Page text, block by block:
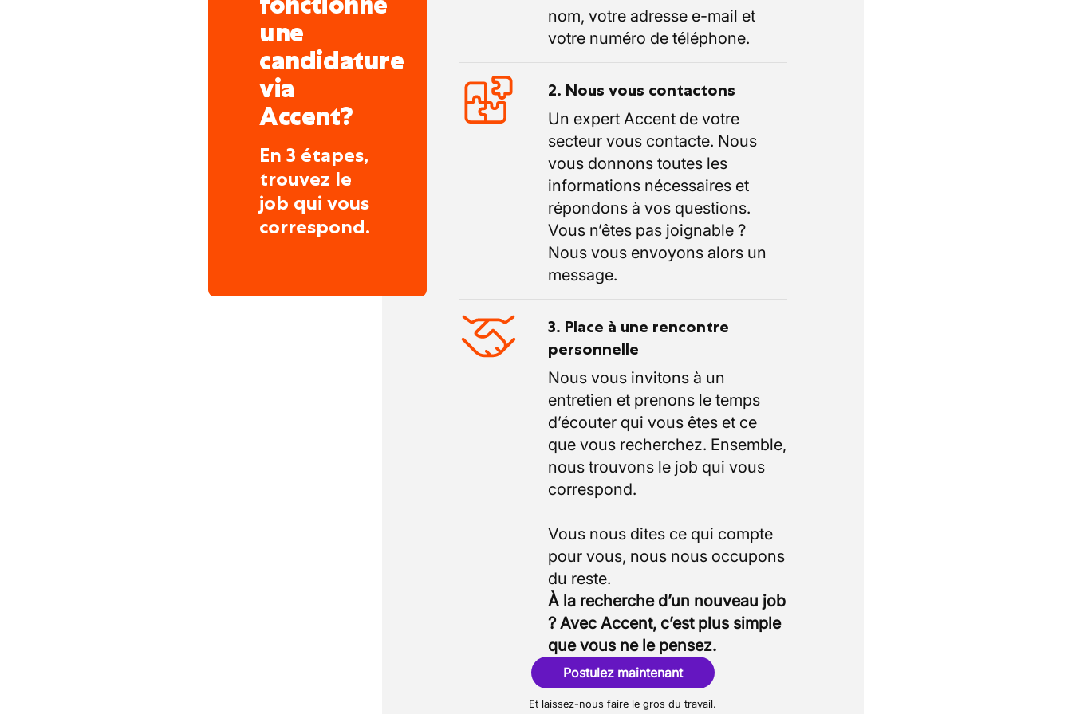
une
candidature
via
Accent?
En 3 étapes,
trouvez le
job qui vous
correspond.
nom, votre adresse e-mail et
votre numéro de téléphone.
2. Nous vous contactons
Un expert Accent de votre
secteur vous contacte. Nous
vous donnons toutes les
informations nécessaires et
répondons à vos questions.
Vous n’êtes pas joignable ?
Nous vous envoyons alors un
message.
3. Place à une rencontre
personnelle
Nous vous invitons à un
entretien et prenons le temps
d’écouter qui vous êtes et ce
que vous recherchez. Ensemble,
nous trouvons le job qui vous
correspond.
Vous nous dites ce qui compte
pour vous, nous nous occupons
À la recherche d’un nouveau job
? Avec Accent, c’est plus simple
que vous ne le pensez.
Postulez maintenant
Et laissez-nous faire le gros du travail.